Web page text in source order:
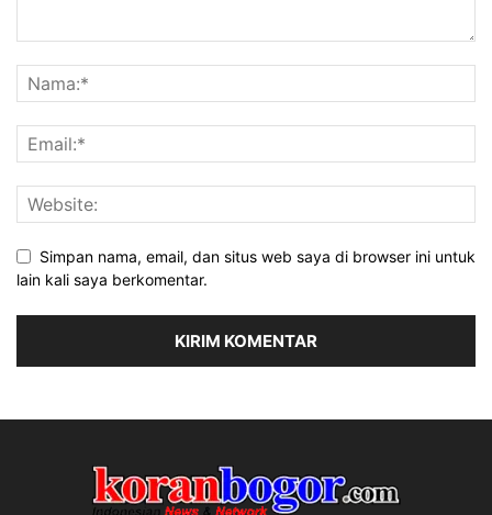
Simpan nama, email, dan situs web saya di browser ini untuk
lain kali saya berkomentar.